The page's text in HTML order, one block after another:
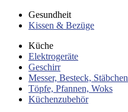
Gesundheit
Kissen & Bezüge
Küche
Elektrogeräte
Geschirr
Messer, Besteck, Stäbchen
Töpfe, Pfannen, Woks
Küchenzubehör